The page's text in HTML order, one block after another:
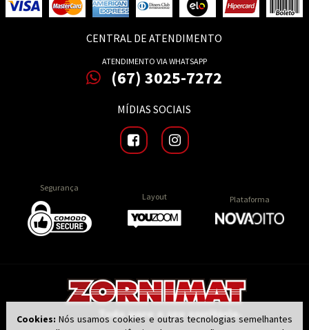
CENTRAL DE ATENDIMENTO
ATENDIMENTO VIA WHATSAPP
(67) 3025-7272
MÍDIAS SOCIAIS
Segurança
Layout
Plataforma
Cookies: Nós usamos cookies e outras tecnologias semelhantes